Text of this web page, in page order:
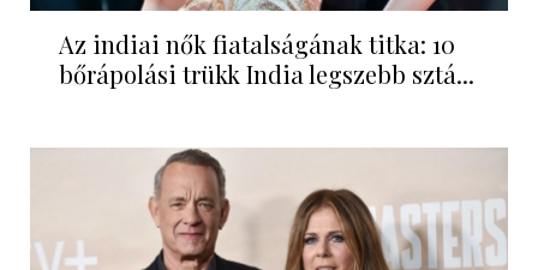
Az indiai nők fiatalságának titka: 10
bőrápolási trükk India legszebb sztá...